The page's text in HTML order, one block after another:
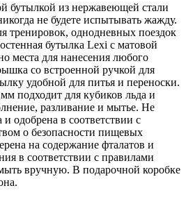
бутылкой из нержавеющей стали
не будете испытывать жажду.
тренировок, однодневных поездок
бутылка Lexi с матовой
места для нанесения любого
со встроенной ручкой для
удобной для питья и переноски.
подходит для кубиков льда и
разливание и мытье. Не
одобрена в соответствии с
о безопасности пищевых
на содержание фталатов и
в соответствии с правилами
вручную. В подарочной коробке